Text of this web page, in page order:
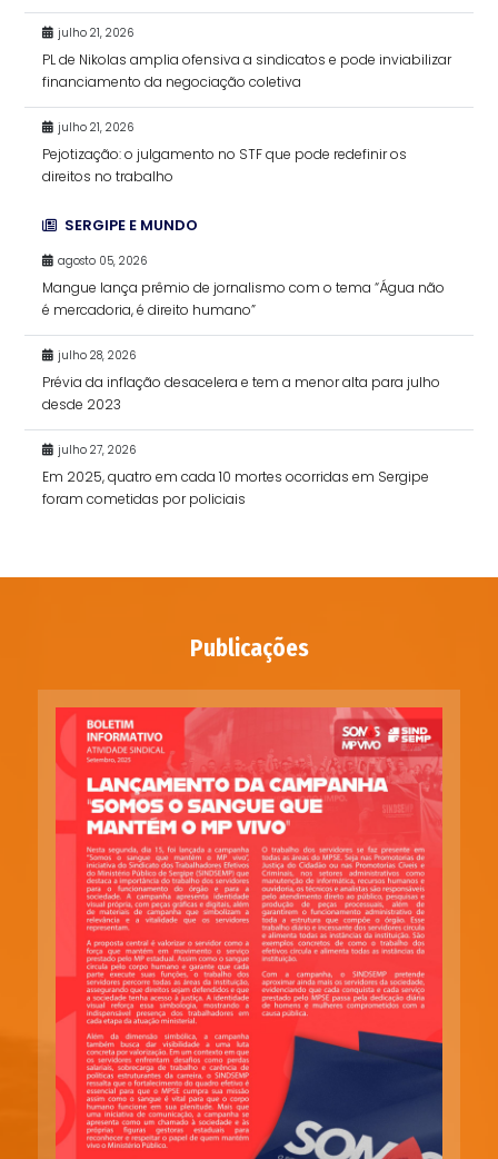
julho 21, 2026
PL de Nikolas amplia ofensiva a sindicatos e pode inviabilizar
financiamento da negociação coletiva
julho 21, 2026
Pejotização: o julgamento no STF que pode redefinir os
direitos no trabalho
SERGIPE E MUNDO
agosto 05, 2026
Mangue lança prêmio de jornalismo com o tema “Água não
é mercadoria, é direito humano”
julho 28, 2026
Prévia da inflação desacelera e tem a menor alta para julho
desde 2023
julho 27, 2026
Em 2025, quatro em cada 10 mortes ocorridas em Sergipe
foram cometidas por policiais
Publicações